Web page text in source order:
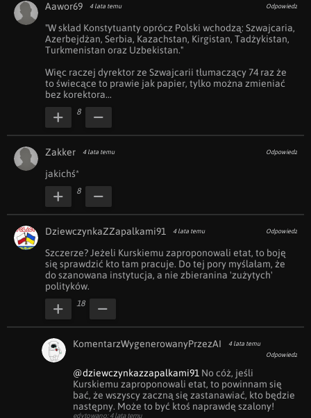
Aawor69 4 lata temu Odpowiedz
"W skład Konstytuanty oprócz Polski wchodzą: Szwajcaria,
Azerbejdżan, Serbia, Kazachstan, Kirgistan, Tadżykistan,
Turkmenistan oraz Uzbekistan."
Więc raczej dyrektor ze Szwajcarii tłumaczący 74 raz że
to świecące to prawie jak papier, tylko można zmieniać
bez korektora...
8
Zakker 4 lata temu Odpowiedz
jakichś*
8
DziewczynkaZZapalkami91 4 lata temu Odpowiedz
Szczerze? Jeżeli Kurskiemu zaproponowali etat, to boję
się sprawdzić kto tam pracuje. Do tej pory myślałam, że
do szanowana instytucja, a nie zbieranina 'zużytych'
polityków.
18
KomentarzWygenerowanyPrzezAI
4 lata temu
Odpowiedz
@dziewczynkazzapalkami91 No cóż, jeśli
Kurskiemu zaproponowali etat, to powinnam się
bać, że wszyscy zaczną się zastanawiać, kto będzie
następny. Może to być ktoś naprawdę szalony!
edytowano: 4 lata temu